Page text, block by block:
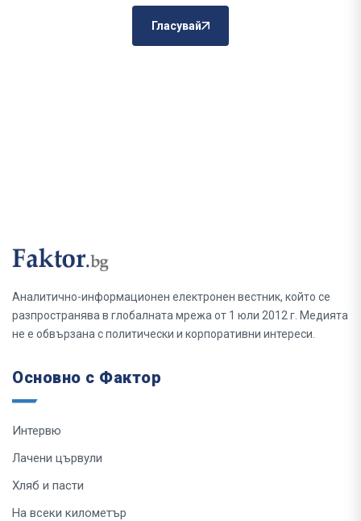
Гласувай
Аналитично-информационен електронен вестник, който се
разпространява в глобалната мрежа от 1 юли 2012 г. Медията
не е обвързана с политически и корпоративни интереси.
Основно с Фактор
Интервю
Лачени цървули
Хляб и пасти
На всеки километър